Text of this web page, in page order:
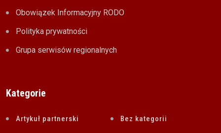
Obowiązek Informacyjny RODO
Polityka prywatności
Grupa serwisów regionalnych
Kategorie
Artykuł partnerski Bez kategorii